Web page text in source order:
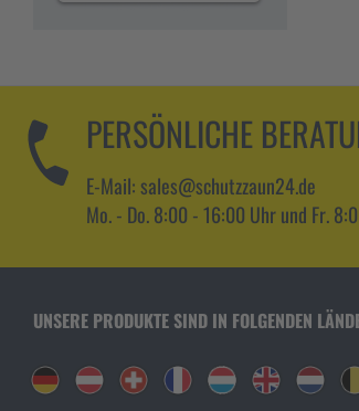
PERSÖNLICHE
E-Mail: sales@schutzzaun24.de
Mo. - Do. 8:00 - 16:00 Uhr und Fr.
UNSERE PRODUKTE SIND IN FOLGENDEN